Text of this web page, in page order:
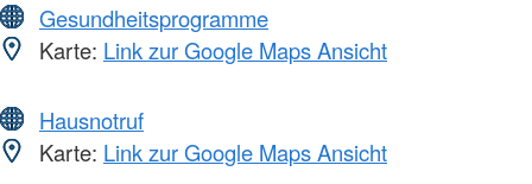
Gesundheitsprogramme
Karte: Link zur Google Maps Ansicht
Hausnotruf
Karte: Link zur Google Maps Ansicht